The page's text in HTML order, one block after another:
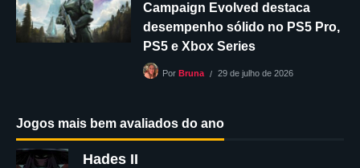
Campaign Evolved destaca
desempenho sólido no PS5 Pro,
PS5 e Xbox Series
Por Bruna 29 de julho de 2026
Jogos mais bem avaliados do ano
Hades II